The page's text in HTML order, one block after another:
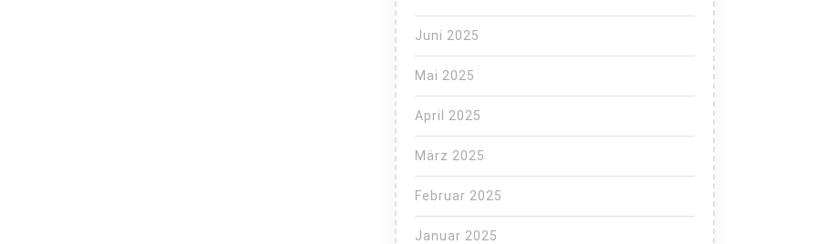
Juni 2025
Mai 2025
April 2025
März 2025
Februar 2025
Januar 2025